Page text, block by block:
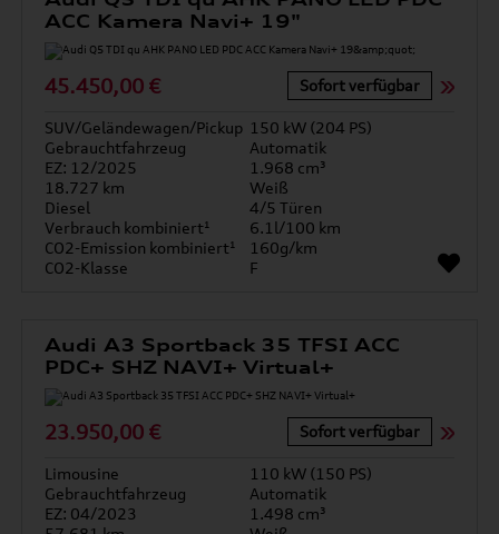
ACC Kamera Navi+ 19"
45.450,00 € Sofort verfügbar
SUV/Geländewagen/Pickup 150 kW (204 PS)
Gebrauchtfahrzeug
Automatik
EZ: 12/2025
1.968 cm³
18.727 km
Weiß
Diesel
4/5 Türen
Verbrauch kombiniert¹
6.1l/100 km
CO2-Emission kombiniert¹
160g/km
CO2-Klasse
F
Audi A3 Sportback 35 TFSI ACC
PDC+ SHZ NAVI+ Virtual+
23.950,00 € Sofort verfügbar
Limousine
110 kW (150 PS)
Gebrauchtfahrzeug
Automatik
EZ: 04/2023
1.498 cm³